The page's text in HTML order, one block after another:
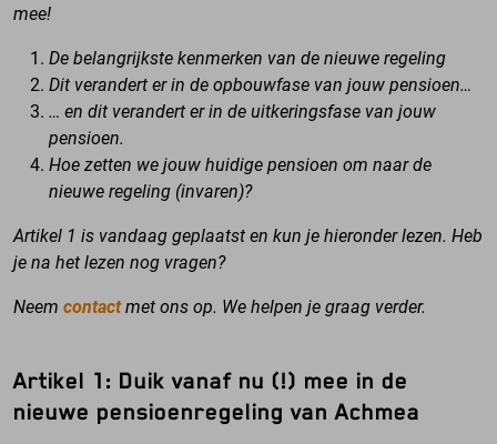
mee!
De belangrijkste kenmerken van de nieuwe regeling
Dit verandert er in de opbouwfase van jouw pensioen…
… en dit verandert er in de uitkeringsfase van jouw
pensioen.
Hoe zetten we jouw huidige pensioen om naar de
nieuwe regeling (invaren)?
Artikel 1 is vandaag geplaatst en kun je hieronder lezen. Heb
je na het lezen nog vragen?
Neem contact met ons op. We helpen je graag verder.
Artikel 1: Duik vanaf nu (!) mee in de
nieuwe pensioenregeling van Achmea